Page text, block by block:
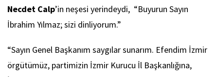
Necdet Calp’in neşesi yerindeydi, “Buyurun Sayın
İbrahim Yılmaz; sizi dinliyorum.”
“Sayın Genel Başkanım saygılar sunarım. Efendim İzmir
örgütümüz, partimizin İzmir Kurucu İl Başkanlığına,